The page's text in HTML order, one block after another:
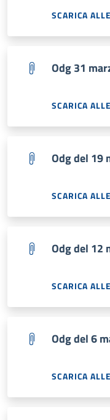
SCARICA
Odg 31
SCARICA
Odg del 19
SCARICA
Odg del 12
SCARICA
Odg del 6
SCARICA